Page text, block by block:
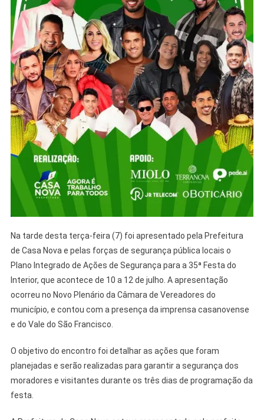
Na tarde desta terça-feira (7) foi apresentado pela Prefeitura
de Casa Nova e pelas forças de segurança pública locais o
Plano Integrado de Ações de Segurança para a 35ª Festa do
Interior, que acontece de 10 a 12 de julho. A apresentação
ocorreu no Novo Plenário da Câmara de Vereadores do
município, e contou com a presença da imprensa casanovense
e do Vale do São Francisco.
O objetivo do encontro foi detalhar as ações que foram
planejadas e serão realizadas para garantir a segurança dos
moradores e visitantes durante os três dias de programação da
festa.